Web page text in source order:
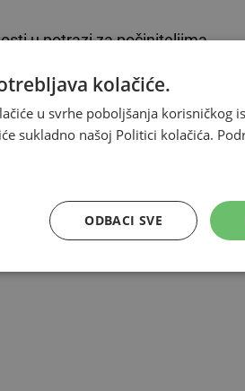
u potrazi za počiniteljima
kolačiće.
u svrhe poboljšanja korisničkog
sukladno našoj Politici kolačića.
ODBACI SVE